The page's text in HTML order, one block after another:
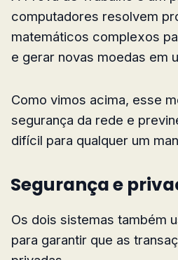
computadores resolvem
matemáticos complexos
e gerar novas moedas em
Como vimos acima, esse
segurança da rede e
difícil para qualquer um
Segurança e
Os dois sistemas também
para garantir que as